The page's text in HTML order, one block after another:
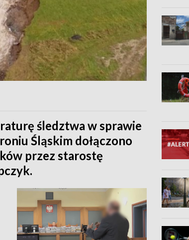
śledztwa w sprawie
Śląskim dołączono
przez starostę